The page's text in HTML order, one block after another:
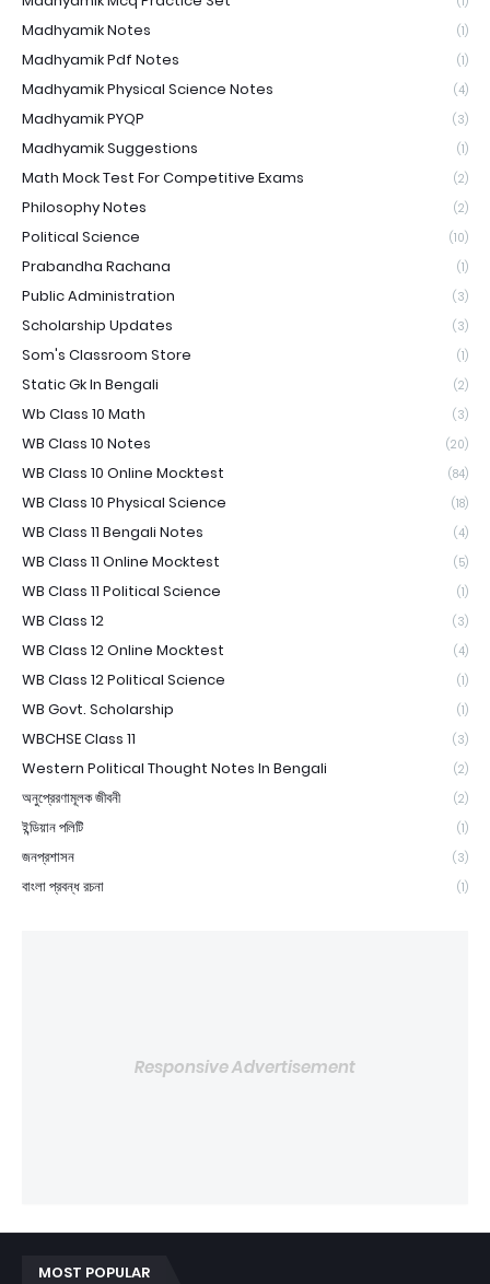
Madhyamik Notes (1)
Madhyamik Pdf Notes (1)
Madhyamik Physical Science Notes (4)
Madhyamik PYQP (3)
Madhyamik Suggestions (1)
Math Mock Test For Competitive Exams (2)
Philosophy Notes (2)
Political Science (10)
Prabandha Rachana (1)
Public Administration (3)
Scholarship Updates (3)
Som's Classroom Store (1)
Static Gk In Bengali (2)
Wb Class 10 Math (3)
WB Class 10 Notes (20)
WB Class 10 Online Mocktest (84)
WB Class 10 Physical Science (18)
WB Class 11 Bengali Notes (4)
WB Class 11 Online Mocktest (5)
WB Class 11 Political Science (1)
WB Class 12 (3)
WB Class 12 Online Mocktest (4)
WB Class 12 Political Science (1)
WB Govt. Scholarship (1)
WBCHSE Class 11 (3)
Western Political Thought Notes In Bengali (2)
অনুপ্রেরণামূলক জীবনী (2)
ইন্ডিয়ান পলিটি (1)
জনপ্রশাসন (3)
বাংলা প্রবন্ধ রচনা (1)
Responsive Advertisement
MOST POPULAR